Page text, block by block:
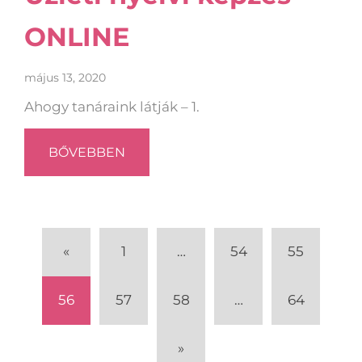
ONLINE
május 13, 2020
Ahogy tanáraink látják – 1.
BŐVEBBEN
« 1 … 54 55
56 57 58 … 64
»